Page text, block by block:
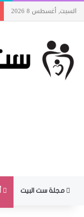
السبت, أغسطس 8 2026
مجلة ست البيت